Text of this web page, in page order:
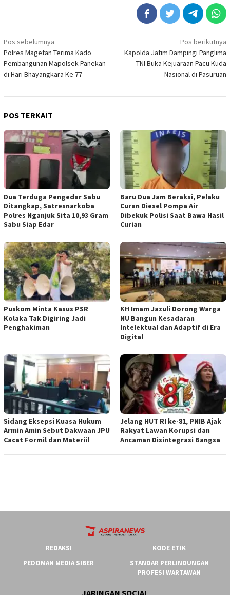
Navigasi
pos
Pos sebelumnya
Polres Magetan Terima Kado
Pembangunan Mapolsek Panekan
di Hari Bhayangkara Ke 77
Pos berikutnya
Kapolda Jatim Dampingi Panglima
TNI Buka Kejuaraan Pacu Kuda
Nasional di Pasuruan
POS TERKAIT
Dua Terduga Pengedar Sabu
Ditangkap, Satresnarkoba
Polres Nganjuk Sita 10,93 Gram
Sabu Siap Edar
Baru Dua Jam Beraksi, Pelaku
Curan Diesel Pompa Air
Dibekuk Polisi Saat Bawa Hasil
Curian
‎Puskom Minta Kasus PSR
Kolaka Tak Digiring Jadi
Penghakiman
KH Imam Jazuli Dorong Warga
NU Bangun Kesadaran
Intelektual dan Adaptif di Era
Digital
‎Sidang Eksepsi Kuasa Hukum
Armin Amin Sebut Dakwaan JPU
Cacat Formil dan Materiil
Jelang HUT RI ke-81, PNIB Ajak
Rakyat Lawan Korupsi dan
Ancaman Disintegrasi Bangsa
REDAKSI
KODE ETIK
PEDOMAN MEDIA SIBER
STANDAR PERLINDUNGAN
PROFESI WARTAWAN
JARINGAN SOCIAL